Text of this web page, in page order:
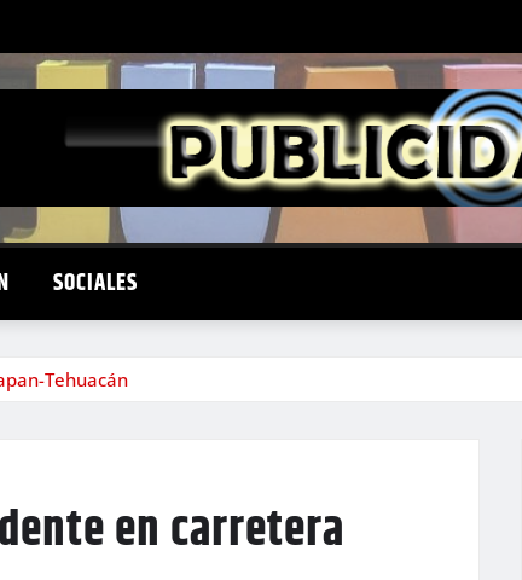
SOCIALES
Tehuacán
en carretera